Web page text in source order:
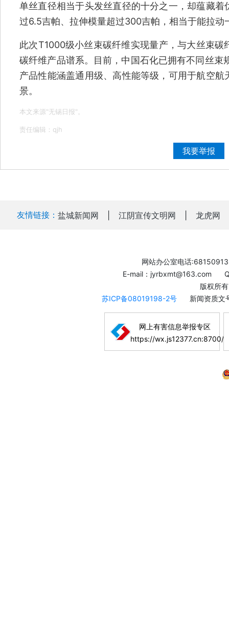
单丝直径相当于头发丝直径的十分之一，却蕴藏
过6.5吉帕、拉伸模量超过300吉帕，相当于能拉动
此次T1000级小丝束碳纤维实现量产，与大丝束
碳纤维产品谱系。目前，中国石化已拥有不同丝
产品性能涵盖通用级、高性能等级，可用于航空
景。
本文来源"无锡日报"。
责任编辑：qjh
我要举报
友情链接： 盐城新闻网 江阴宣传文明网 龙虎网
网站办公室电话:68150913
E-mail：jyrbxmt@163.com
版权所
苏ICP备08019198-2号
新闻资质
网上有害信息举报专区
https://wx.js12377.cn:8700/